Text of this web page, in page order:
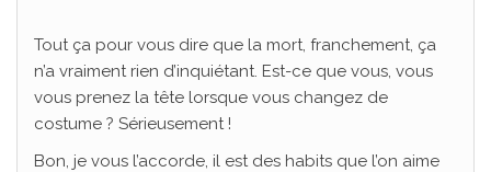
Tout ça pour vous dire que la mort, franchement, ça
n’a vraiment rien d’inquiétant. Est-ce que vous, vous
vous prenez la tête lorsque vous changez de
costume ? Sérieusement !
Bon, je vous l’accorde, il est des habits que l’on aime